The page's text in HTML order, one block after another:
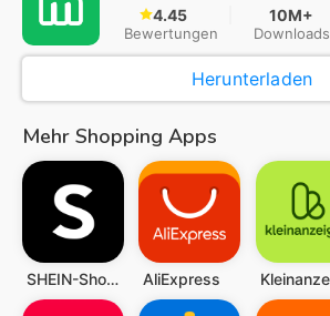
4.45
Bewertungen
10M+
Downloads
Herunterladen
Mehr Shopping Apps
SHEIN-Shopping Online AliExpress